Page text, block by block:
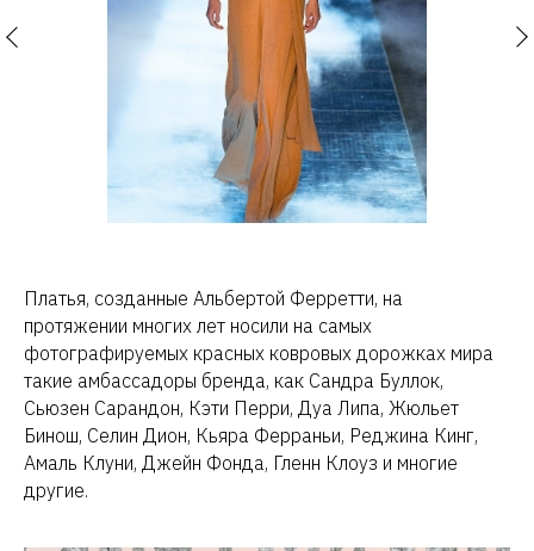
Платья, созданные Альбертой Ферретти, на
протяжении многих лет носили на самых
фотографируемых красных ковровых дорожках мира
такие амбассадоры бренда, как Сандра Буллок,
Сьюзен Сарандон, Кэти Перри, Дуа Липа, Жюльет
Бинош, Селин Дион, Кьяра Ферраньи, Реджина Кинг,
Амаль Клуни, Джейн Фонда, Гленн Клоуз и многие
другие.